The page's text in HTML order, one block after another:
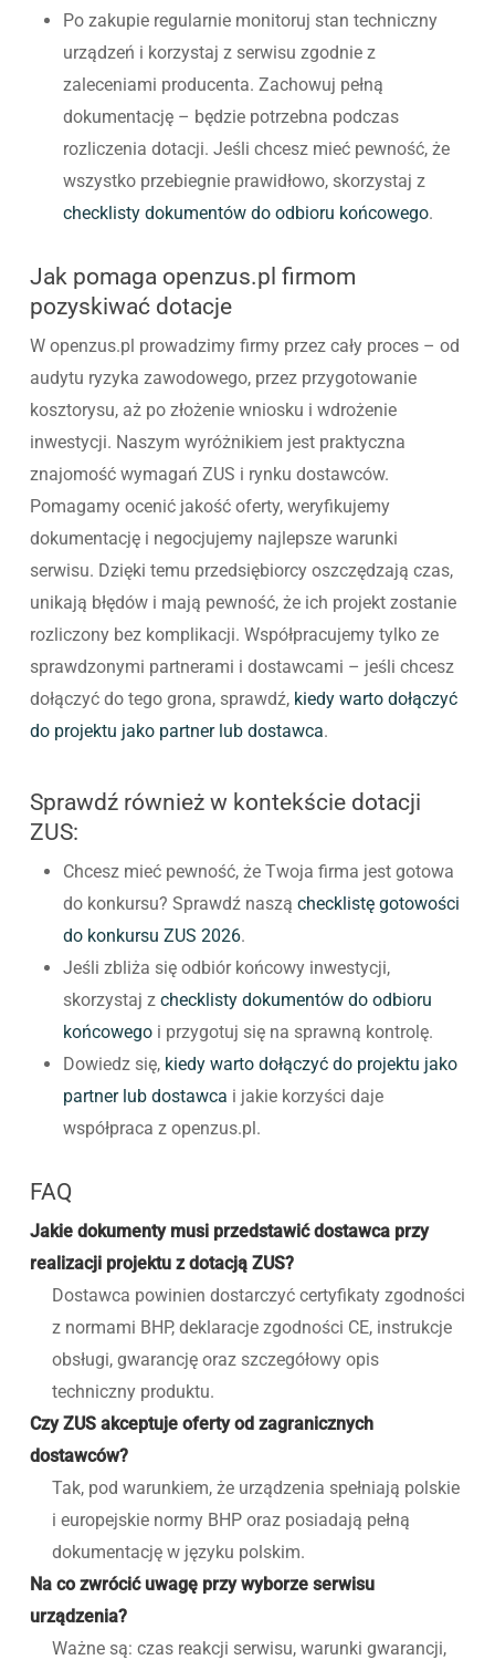
Po zakupie regularnie monitoruj stan techniczny
urządzeń i korzystaj z serwisu zgodnie z
zaleceniami producenta. Zachowuj pełną
dokumentację – będzie potrzebna podczas
rozliczenia dotacji. Jeśli chcesz mieć pewność, że
wszystko przebiegnie prawidłowo, skorzystaj z
checklisty dokumentów do odbioru końcowego.
Jak pomaga openzus.pl firmom
pozyskiwać dotacje
W openzus.pl prowadzimy firmy przez cały proces – od
audytu ryzyka zawodowego, przez przygotowanie
kosztorysu, aż po złożenie wniosku i wdrożenie
inwestycji. Naszym wyróżnikiem jest praktyczna
znajomość wymagań ZUS i rynku dostawców.
Pomagamy ocenić jakość oferty, weryfikujemy
dokumentację i negocjujemy najlepsze warunki
serwisu. Dzięki temu przedsiębiorcy oszczędzają czas,
unikają błędów i mają pewność, że ich projekt zostanie
rozliczony bez komplikacji. Współpracujemy tylko ze
sprawdzonymi partnerami i dostawcami – jeśli chcesz
dołączyć do tego grona, sprawdź, kiedy warto dołączyć
do projektu jako partner lub dostawca.
Sprawdź również w kontekście dotacji
ZUS:
Chcesz mieć pewność, że Twoja firma jest gotowa
do konkursu? Sprawdź naszą checklistę gotowości
do konkursu ZUS 2026.
Jeśli zbliża się odbiór końcowy inwestycji,
skorzystaj z checklisty dokumentów do odbioru
końcowegoi przygotuj się na sprawną kontrolę.
Dowiedz się, kiedy warto dołączyć do projektu jako
partner lub dostawca i jakie korzyści daje
współpraca z openzus.pl.
FAQ
Jakie dokumenty musi przedstawić dostawca przy
realizacji projektu z dotacją ZUS?
Dostawca powinien dostarczyć certyfikaty zgodności
z normami BHP, deklaracje zgodności CE, instrukcje
obsługi, gwarancję oraz szczegółowy opis
techniczny produktu.
Czy ZUS akceptuje oferty od zagranicznych
dostawców?
Tak, pod warunkiem, że urządzenia spełniają polskie
i europejskie normy BHP oraz posiadają pełną
dokumentację w języku polskim.
Na co zwrócić uwagę przy wyborze serwisu
urządzenia?
Ważne są: czas reakcji serwisu, warunki gwarancji,